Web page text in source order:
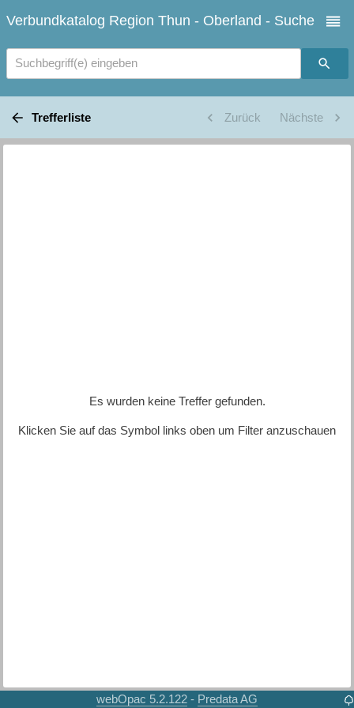
Verbundkatalog Region Thun - Oberland - Suche
Suchbegriff(e) eingeben
Trefferliste Zurück Nächste
Es wurden keine Treffer gefunden.
Klicken Sie auf das Symbol links oben um Filter anzuschauen
webOpac 5.2.122 - Predata AG